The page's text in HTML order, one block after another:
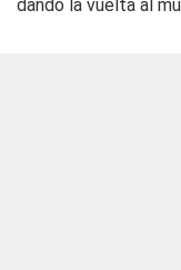
dando la vuelta al